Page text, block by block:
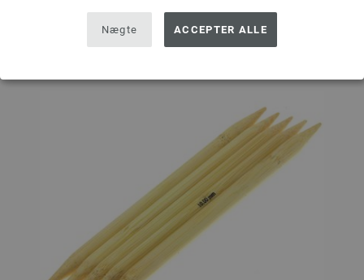
Nægte ACCEPTER ALLE